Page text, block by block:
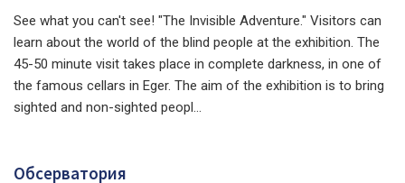
See what you can't see! "The Invisible Adventure." Visitors can
learn about the world of the blind people at the exhibition. The
45-50 minute visit takes place in complete darkness, in one of
the famous cellars in Eger. The aim of the exhibition is to bring
sighted and non-sighted peopl...
Обсерватория